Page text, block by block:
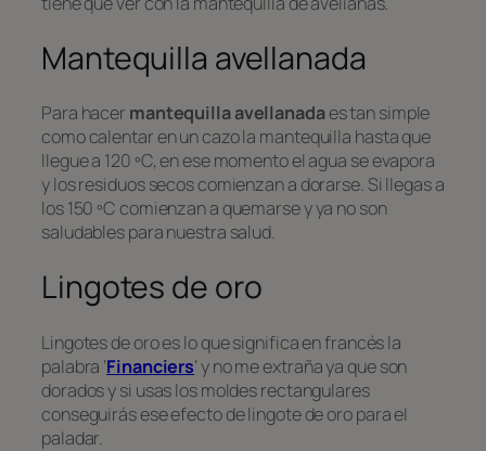
Mantequilla avellanada
Para hacer mantequilla avellanadaes tan simple
como calentar en un cazo la mantequilla hasta que
llegue a 120 ºC, en ese momento el agua se evapora
y los residuos secos comienzan a dorarse. Si llegas a
los 150 ºC comienzan a quemarse y ya no son
saludables para nuestra salud.
Lingotes de oro
Lingotes de oro es lo que significa en francés la
palabra ‘Financiers‘ y no me extraña ya que son
dorados y si usas los moldes rectangulares
conseguirás ese efecto de lingote de oro para el
paladar.